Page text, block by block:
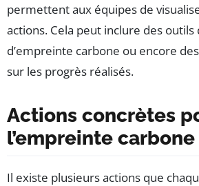
permettent aux équipes de
actions. Cela peut inclure des outils
d’empreinte carbone ou encore
sur les progrès réalisés.
Actions concrètes
l’empreinte carbone
Il existe plusieurs actions que